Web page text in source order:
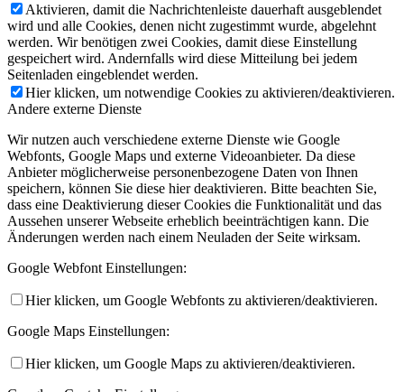
Aktivieren, damit die Nachrichtenleiste dauerhaft ausgeblendet
wird und alle Cookies, denen nicht zugestimmt wurde, abgelehnt
werden. Wir benötigen zwei Cookies, damit diese Einstellung
gespeichert wird. Andernfalls wird diese Mitteilung bei jedem
Seitenladen eingeblendet werden.
Hier klicken, um notwendige Cookies zu aktivieren/deaktivieren.
Andere externe Dienste
Wir nutzen auch verschiedene externe Dienste wie Google
Webfonts, Google Maps und externe Videoanbieter. Da diese
Anbieter möglicherweise personenbezogene Daten von Ihnen
speichern, können Sie diese hier deaktivieren. Bitte beachten Sie,
dass eine Deaktivierung dieser Cookies die Funktionalität und das
Aussehen unserer Webseite erheblich beeinträchtigen kann. Die
Änderungen werden nach einem Neuladen der Seite wirksam.
Google Webfont Einstellungen:
Hier klicken, um Google Webfonts zu aktivieren/deaktivieren.
Google Maps Einstellungen:
Hier klicken, um Google Maps zu aktivieren/deaktivieren.